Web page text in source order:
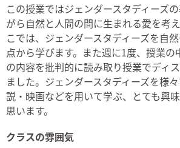
この授業ではジェンダースタディーズ
がら自然と人間の間に生まれる愛を考
こでは、ジェンダースタディーズを自
点から学びます。また週に1度、授業の
の内容を批判的に読み取り授業でディ
ました。ジェンダースタディーズを様
説・映画などを用いて学ぶ、とても興
思います。
クラスの雰囲気